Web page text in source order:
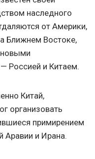
наследного
от Америки,
Ближнем Востоке,
новыми
Россией и Китаем.
Китай,
организовать
примирением
Аравии и Ирана.